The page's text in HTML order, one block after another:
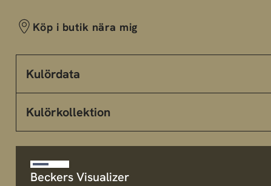
Köp i butik nära mig
Kulördata
Kulörkollektion
Beckers Visualizer